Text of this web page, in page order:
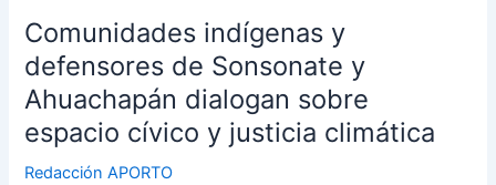
Comunidades indígenas y
defensores de Sonsonate y
Ahuachapán dialogan sobre
espacio cívico y justicia climática
Redacción APORTO
sobre
espacio
cívico
justicia
climática